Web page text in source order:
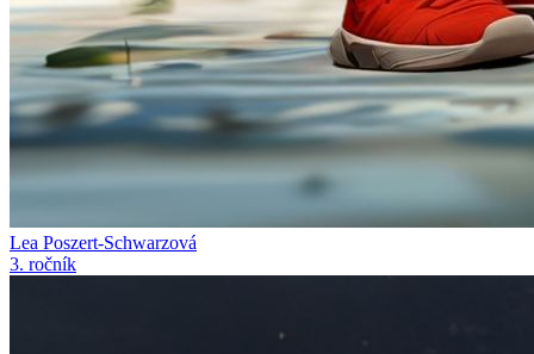
Lea Poszert-Schwarzová
3. ročník